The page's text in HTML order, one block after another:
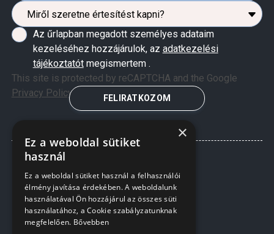
Az űrlapban megadott személyes adataim
kezeléséhez hozzájárulok, az adatkezelési
tájékoztatótmegismertem .
This site is protected by reCAPTCHA and the Google
Privacy Policyand Terms of Serviceapply.
FELIRATKOZOM
×
Ez a weboldal sütiket
használ
Ez a weboldal sütiket használ a felhasználói
élmény javítása érdekében. A weboldalunk
használatával Ön hozzájárul az összes süti
használatához, a Cookie szabályzatunknak
megfelelően. Bővebben